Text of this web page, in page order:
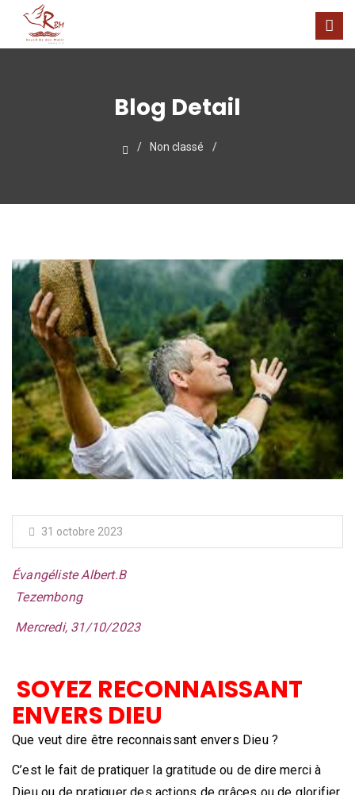
Blog Detail
Non classé
31 octobre 2023
Évangéliste Albert.B
Tezembong
Mercredi, 31/10/2023
SOYEZ RECONNAISSANT
ENVERS DIEU
Que veut dire être reconnaissant envers Dieu ?
C’est le fait de pratiquer la gratitude ou de dire merci à